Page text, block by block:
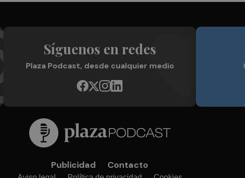
Síguenos en redes
Plaza Podcast, desde cualquier medio
Publicidad Contacto